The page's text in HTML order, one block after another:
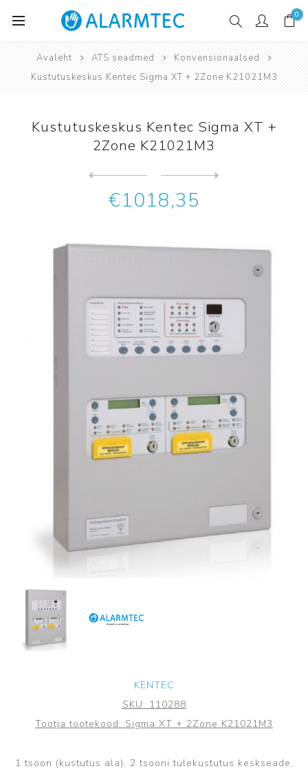
0
Avaleht ATS seadmed
Konvensionaalsed
Kustutuskeskus Kentec Sigma XT + 2Zone K21021M3
Kustutuskeskus Kentec Sigma XT +
2Zone K21021M3
€1018,35
KENTEC
SKU: 110288
Tootja tootekood: Sigma XT + 2Zone K21021M3
1 tsoon (kustutus ala), 2 tsooni tulekustutus keskseade,